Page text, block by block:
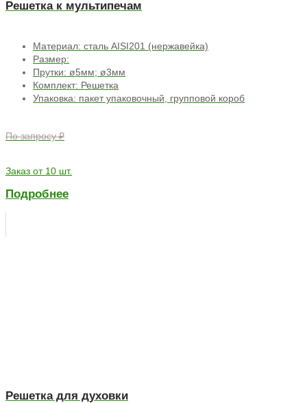
Решетка к мультипечам
Материал: сталь AISI201 (нержавейка)
Размер:
Прутки: ø5мм; ø3мм
Комплект: Решетка
Упаковка: пакет упаковочный, групповой короб
По запросу ₽
Заказ от 10 шт.
Подробнее
Решетка для духовки